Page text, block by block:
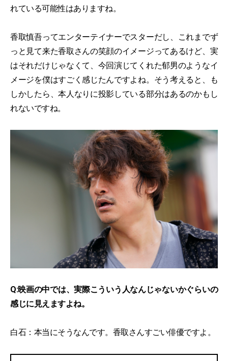
れている可能性はありますね。
香取慎吾ってエンターテイナーでスターだし、これまでず
っと見て来た香取さんの笑顔のイメージってあるけど、実
はそれだけじゃなくて、今回演じてくれた郁男のようなイ
メージを僕はすごく感じたんですよね。そう考えると、も
しかしたら、本人なりに投影している部分はあるのかもし
れないですね。
Q:映画の中では、実際こういう人なんじゃないかぐらいの
感じに見えますよね。
白石：本当にそうなんです。香取さんすごい俳優ですよ。